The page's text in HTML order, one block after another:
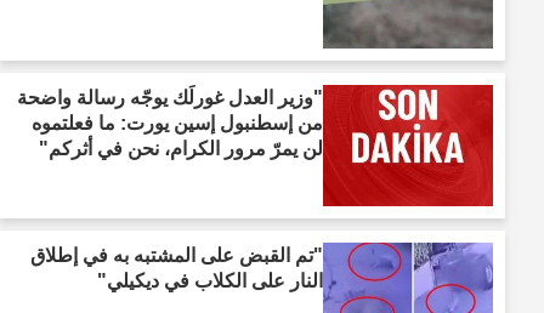
"وزير العدل غورلَك يوجّه رسالة واضحة
من إسطنبول إسين يورت: ما فعلتموه
لن يمرّ مرور الكرام، نحن في أثركم"
"تم القبض على المشتبه به في إطلاق
النار على الكلاب في ديكيلي"